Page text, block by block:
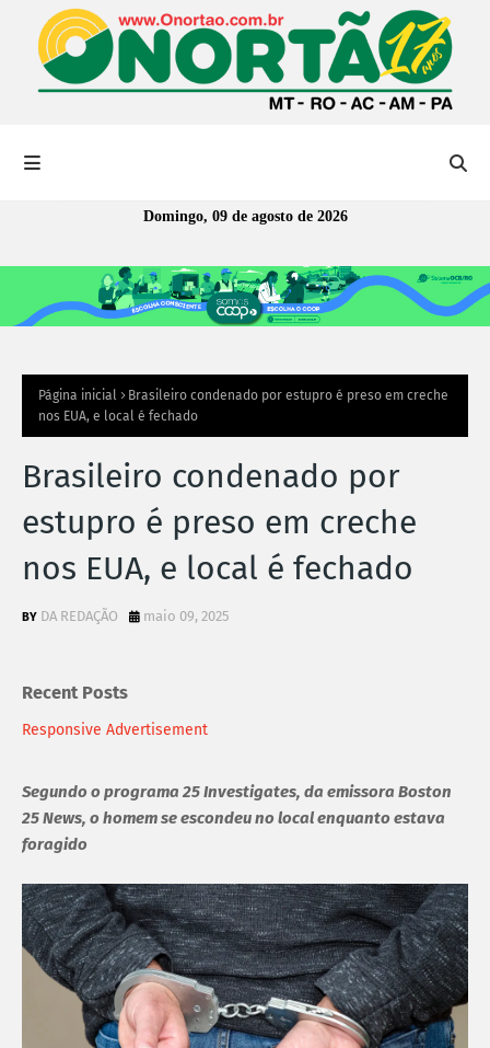
Domingo, 09 de agosto de 2026
Página inicial
Brasileiro condenado por estupro é preso em creche
nos EUA, e local é fechado
Brasileiro condenado por
estupro é preso em creche
nos EUA, e local é fechado
DA REDAÇÃO maio 09, 2025
Recent Posts
Responsive Advertisement
Segundo o programa 25 Investigates, da emissora Boston
25 News, o homem se escondeu no local enquanto estava
foragido